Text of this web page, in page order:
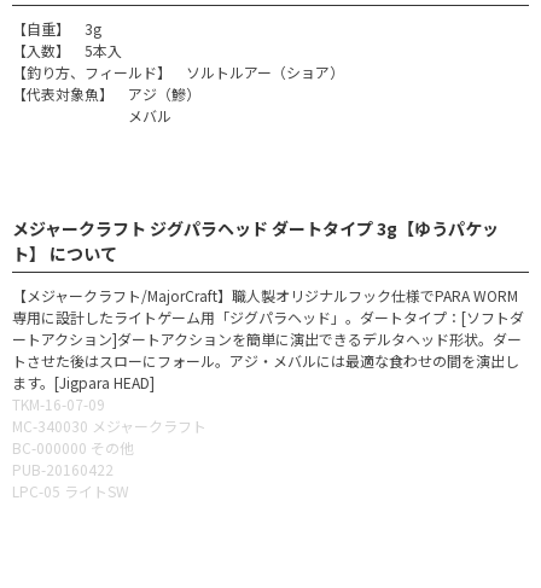
【自重】 3g
【入数】 5本入
【釣り方、フィールド】 ソルトルアー（ショア）
【代表対象魚】 アジ（鰺）
メバル
メジャークラフト ジグパラヘッド ダートタイプ 3g【ゆうパケッ
ト】 について
【メジャークラフト/MajorCraft】職人製オリジナルフック仕様でPARA WORM
専用に設計したライトゲーム用「ジグパラヘッド」。ダートタイプ：[ソフトダ
ートアクション]ダートアクションを簡単に演出できるデルタヘッド形状。ダー
トさせた後はスローにフォール。アジ・メバルには最適な食わせの間を演出し
ます。[Jigpara HEAD]
TKM-16-07-09
MC-340030 メジャークラフト
BC-000000 その他
PUB-20160422
LPC-05 ライトSW